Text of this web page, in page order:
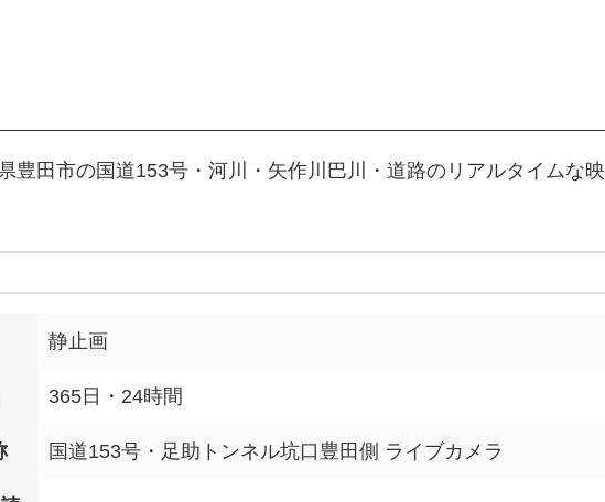
豊田市の国道153号・河川・矢作川巴川・道路のリアルタイムな
静止画
365日・24時間
国道153号・足助トンネル坑口豊田側 ライブカメラ